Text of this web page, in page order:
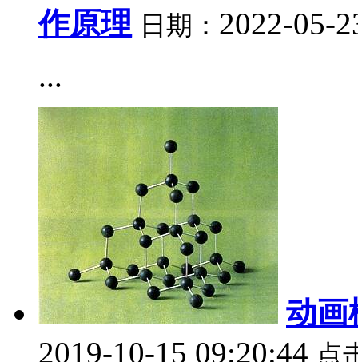
作原理 日期： 2022-05-
...
动画
2019-10-15 09:20:44 点